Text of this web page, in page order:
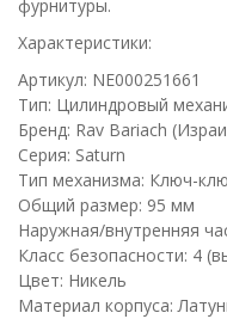
фурнитуры.
Характеристики:
Артикул: NE000251661
Тип: Цилиндровый
Бренд: Rav Bariach
Серия: Saturn
Тип механизма: Ключ-
Общий размер: 95 мм
Наружная/внутренняя
Класс безопасности: 4
Цвет: Никель
Материал корпуса: